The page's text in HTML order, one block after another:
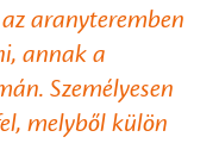
aranyteremben
annak a
Személyesen
melyből külön